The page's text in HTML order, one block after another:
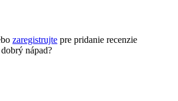
zaregistrujte pre pridanie recenzie
nápad?